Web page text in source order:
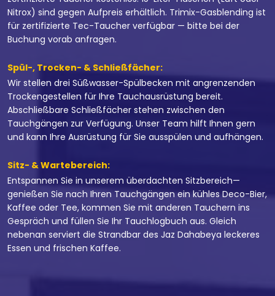
Nitrox) sind gegen Aufpreis erhältlich. Trimix-Gasblending ist
für zertifizierte Tec-Taucher verfügbar — bitte bei der
Buchung vorab anfragen.
Spül-, Trocken- & Schließfächer:
Wir stellen drei Süßwasser-Spülbecken mit angrenzenden
Trockengestellen für Ihre Tauchausrüstung bereit.
Abschließbare Schließfächer stehen zwischen den
Tauchgängen zur Verfügung. Unser Team hilft Ihnen gern
und kann Ihre Ausrüstung für Sie ausspülen und aufhängen.
Sitz- & Wartebereich:
Entspannen Sie in unserem überdachten Sitzbereich—
genießen Sie nach Ihren Tauchgängen ein kühles Deco-Bier,
Kaffee oder Tee, kommen Sie mit anderen Tauchern ins
Gespräch und füllen Sie Ihr Tauchlogbuch aus. Gleich
nebenan serviert die Strandbar des Jaz Dahabeya leckeres
Essen und frischen Kaffee.